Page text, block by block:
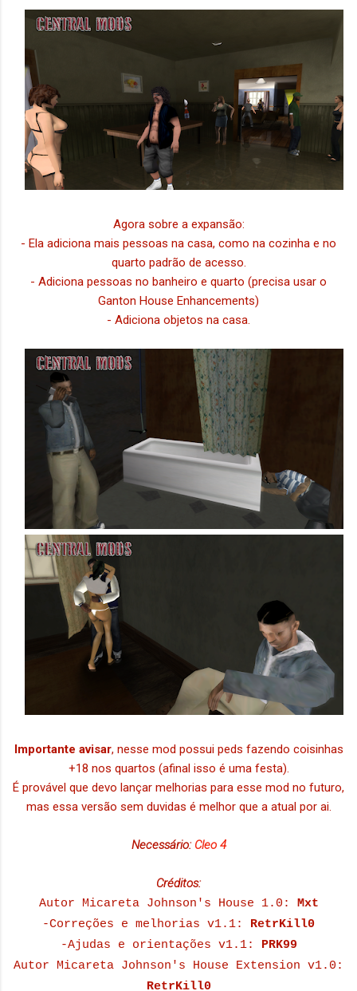
Agora sobre a expansão:
- Ela adiciona mais pessoas na casa, como na cozinha e no
quarto padrão de acesso.
- Adiciona pessoas no banheiro e quarto (precisa usar o
Ganton House Enhancements)
- Adiciona objetos na casa.
Importante avisar, nesse mod possui peds fazendo coisinhas
+18 nos quartos (afinal isso é uma festa).
É provável que devo lançar melhorias para esse mod no futuro,
mas essa versão sem duvidas é melhor que a atual por ai.
Necessário: Cleo 4
Créditos:
Autor Micareta Johnson's House 1.0:
Mxt
-Correções e melhorias v1.1:
RetrKill0
-Ajudas e orientações v1.1:
PRK99
Autor Micareta Johnson's House Extension v1.0:
RetrKill0